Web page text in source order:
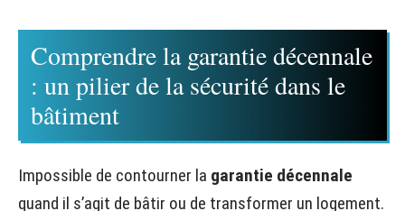
Comprendre la garantie décennale
: un pilier de la sécurité dans le
bâtiment
Impossible de contourner la garantie décennale
quand il s’agit de bâtir ou de transformer un logement.